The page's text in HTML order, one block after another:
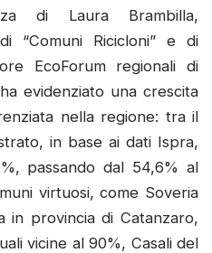
di Laura Brambilla,
“Comuni Ricicloni” e di
EcoForum regionali di
evidenziato una crescita
nella regione: tra il
in base ai dati Ispra,
passando dal 54,6% al
virtuosi, come Soveria
in provincia di Catanzaro,
vicine al 90%, Casali del